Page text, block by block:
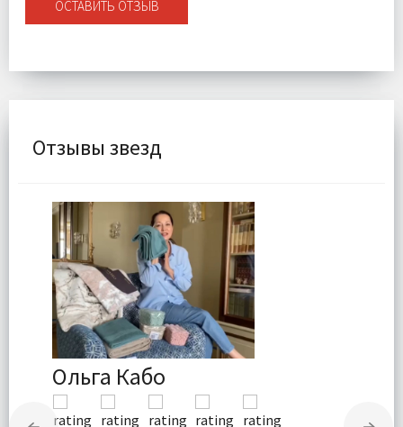
ОСТАВИТЬ ОТЗЫВ
Отзывы звезд
Ольга Кабо